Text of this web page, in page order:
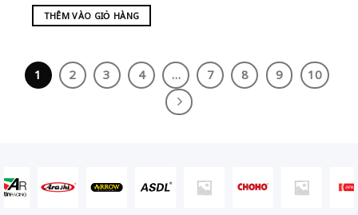
THÊM VÀO GIỎ HÀNG
1 2 3 4 … 7 8 9 10